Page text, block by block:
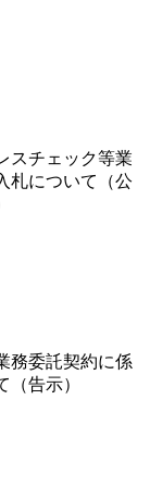
スチェック等業
札について（公
務委託契約に係
告示）